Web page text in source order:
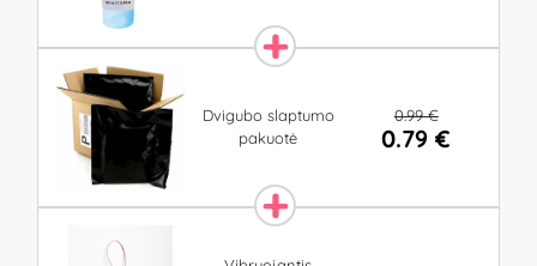
Dvigubo slaptumo
pakuotė
0.99 €
0.79 €